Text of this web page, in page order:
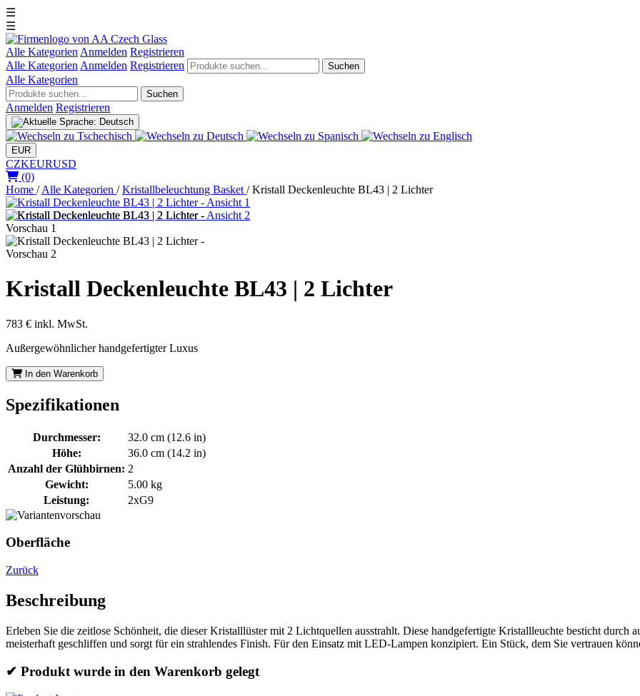
☰
☰
Alle Kategorien Anmelden Registrieren
Alle Kategorien Anmelden Registrieren Suchen
Alle Kategorien
Suchen
Anmelden Registrieren
EUR
CZKEURUSD
(0)
Home / Alle Kategorien / Kristallbeleuchtung Basket / Kristall Deckenleuchte BL43 | 2 Lichter
Kristall Deckenleuchte BL43 | 2 Lichter
783 € inkl. MwSt.
Außergewöhnlicher handgefertigter Luxus
In den Warenkorb
Spezifikationen
Durchmesser:
32.0 cm (12.6 in)
Höhe:
36.0 cm (14.2 in)
Anzahl der Glühbirnen: 2
Gewicht:
5.00 kg
Leistung:
2xG9
Oberfläche
Zurück
Beschreibung
Erleben Sie die zeitlose Schönheit, die dieser Kristalllüster mit 2 Lichtquellen ausstrahlt. Diese handgefertigte Kristallleuchte besticht durch
meisterhaft geschliffen und sorgt für ein strahlendes Finish. Für den Einsatz mit LED-Lampen konzipiert. Ein Stück, dem Sie vertrauen
✔ Produkt wurde in den Warenkorb gelegt